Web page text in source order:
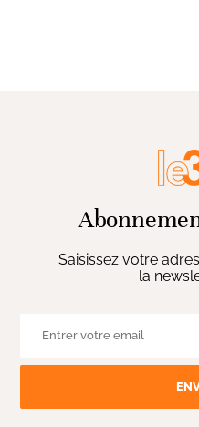
Saisissez votre
la